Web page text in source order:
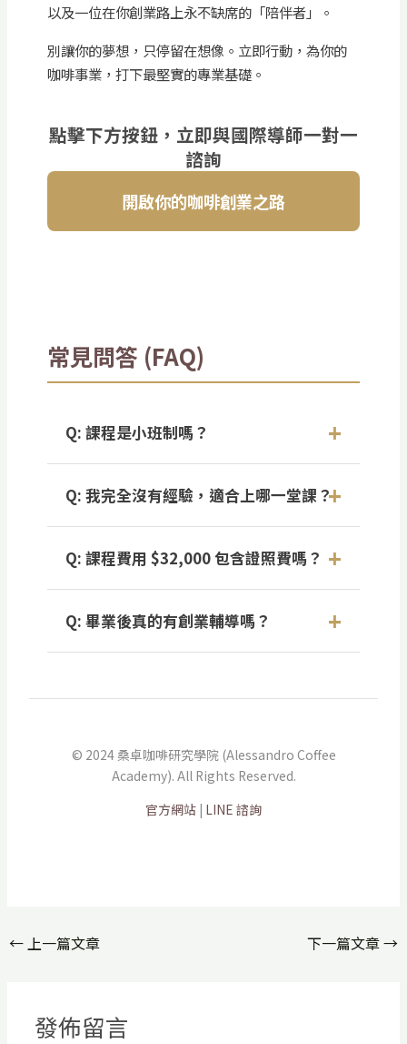
以及一位在你創業路上永不缺席的「陪伴者」。
別讓你的夢想，只停留在想像。立即行動，為你的
咖啡事業，打下最堅實的專業基礎。
點擊下方按鈕，立即與國際導師一對一
諮詢
開啟你的咖啡創業之路
常見問答 (FAQ)
Q: 課程是小班制嗎？
人，確保每位學員都能獲得導師手把手的指
導，並有充足的機台實作時間。
Q: 我完全沒有經驗，適合上哪一堂課？
驗」開始。這堂課能讓您快速建立烘焙概念
並親手操作，而且學費（NT$2,650）可以
100% 全額折抵SCA國際證照課程，是您無
痛入門的最佳選擇。
Q: 課程費用 $32,000 包含證照費嗎？
照費與考試費用，以及課程所需的教材與咖
啡豆，絕無任何隱藏費用。
Q: 畢業後真的有創業輔導嗎？
續作為您的後盾，陪伴您在咖啡產業壯大。
© 2024 桑卓咖啡研究學院 (Alessandro Coffee
Academy). All Rights Reserved.
官方網站 | LINE 諮詢
←上一篇文章 下一篇文章→
發佈留言